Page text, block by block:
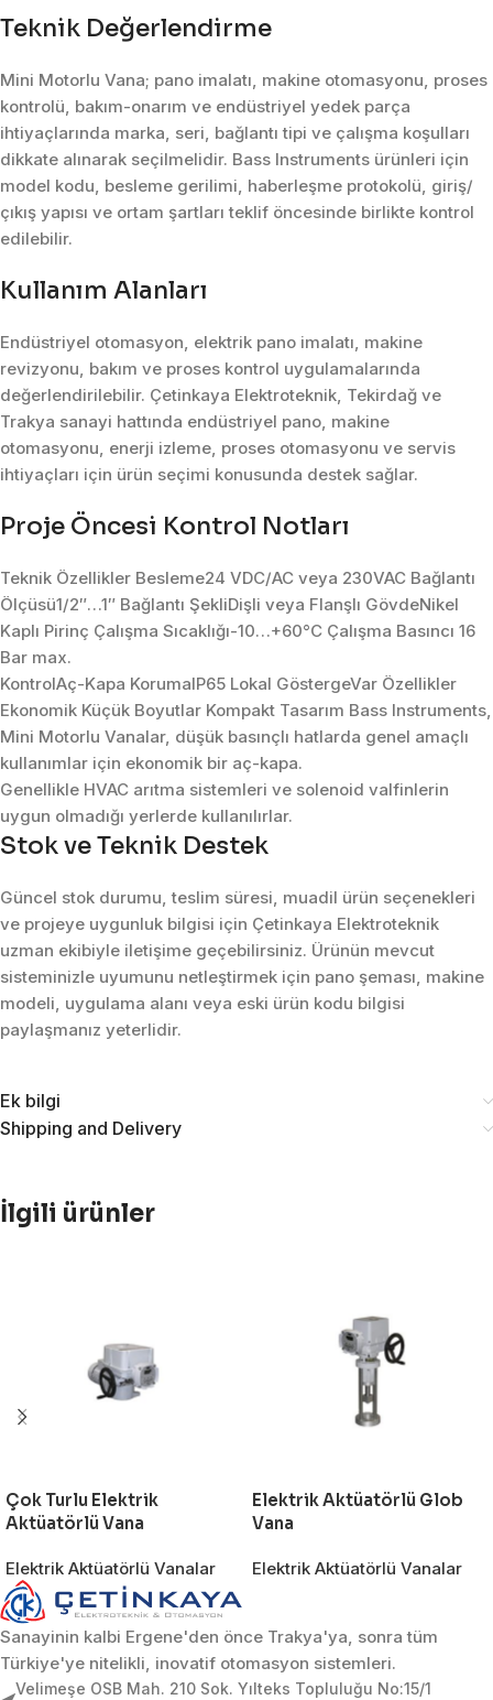
Teknik Değerlendirme
Mini Motorlu Vana; pano imalatı, makine otomasyonu, proses
kontrolü, bakım-onarım ve endüstriyel yedek parça
ihtiyaçlarında marka, seri, bağlantı tipi ve çalışma koşulları
dikkate alınarak seçilmelidir. Bass Instruments ürünleri için
model kodu, besleme gerilimi, haberleşme protokolü, giriş/
çıkış yapısı ve ortam şartları teklif öncesinde birlikte kontrol
edilebilir.
Kullanım Alanları
Endüstriyel otomasyon, elektrik pano imalatı, makine
revizyonu, bakım ve proses kontrol uygulamalarında
değerlendirilebilir. Çetinkaya Elektroteknik, Tekirdağ ve
Trakya sanayi hattında endüstriyel pano, makine
otomasyonu, enerji izleme, proses otomasyonu ve servis
ihtiyaçları için ürün seçimi konusunda destek sağlar.
Proje Öncesi Kontrol Notları
Teknik Özellikler Besleme24 VDC/AC veya 230VAC Bağlantı
Ölçüsü1/2″…1″ Bağlantı ŞekliDişli veya Flanşlı GövdeNikel
Kaplı Pirinç Çalışma Sıcaklığı-10…+60°C Çalışma Basıncı 16
Bar max.
KontrolAç-Kapa KorumaIP65 Lokal GöstergeVar Özellikler
Ekonomik Küçük Boyutlar Kompakt Tasarım Bass Instruments,
Mini Motorlu Vanalar, düşük basınçlı hatlarda genel amaçlı
kullanımlar için ekonomik bir aç-kapa.
Genellikle HVAC arıtma sistemleri ve solenoid valfinlerin
uygun olmadığı yerlerde kullanılırlar.
Stok ve Teknik Destek
Güncel stok durumu, teslim süresi, muadil ürün seçenekleri
ve projeye uygunluk bilgisi için Çetinkaya Elektroteknik
uzman ekibiyle iletişime geçebilirsiniz. Ürünün mevcut
sisteminizle uyumunu netleştirmek için pano şeması, makine
modeli, uygulama alanı veya eski ürün kodu bilgisi
paylaşmanız yeterlidir.
Ek bilgi
Shipping and Delivery
İlgili ürünler
Çok Turlu Elektrik
Aktüatörlü Vana
Elektrik Aktüatörlü Vanalar
Elektrik Aktüatörlü Glob
Vana
Elektrik Aktüatörlü Vanalar
Sanayinin kalbi Ergene'den önce Trakya'ya, sonra tüm
Türkiye'ye nitelikli, inovatif otomasyon sistemleri.
Velimeşe OSB Mah. 210 Sok. Yılteks Topluluğu No:15/1